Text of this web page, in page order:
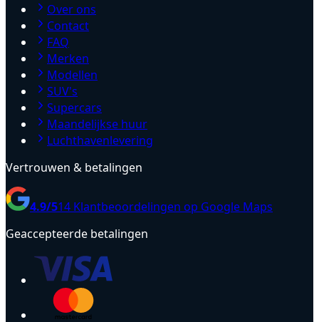
Over ons
Contact
FAQ
Merken
Modellen
SUV's
Supercars
Maandelijkse huur
Luchthavenlevering
Vertrouwen & betalingen
4.9/514 Klantbeoordelingen op Google Maps
Geaccepteerde betalingen